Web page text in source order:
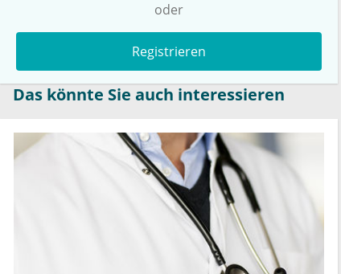
oder
Registrieren
Das könnte Sie auch interessieren